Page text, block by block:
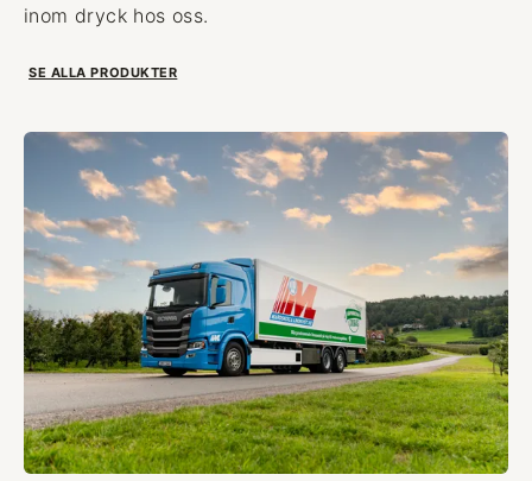
inom dryck hos oss.
SE ALLA PRODUKTER